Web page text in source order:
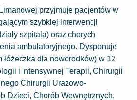
przyjmuje pacjentów w
szybkiej interwencji
szpitala) oraz chorych
ambulatoryjnego. Dysponuje
łóżeczka dla noworodków) w 12
i Intensywnej Terapii, Chirurgii
Chirurgii Urazowo-
Dzieci, Chorób Wewnętrznych,